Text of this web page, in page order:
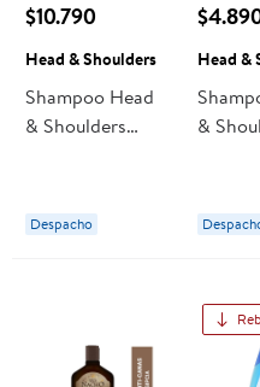
$10.790
Head & Shoulders
Shampoo Head
& Shoulders
Miel Y Aceites
Esenciales
Despacho
Head &
&
Miel Y